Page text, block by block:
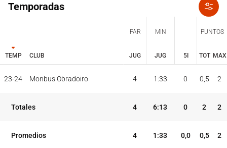
Temporadas
TEMP CLUB
PAR MIN
5I
PUNTOS
JUG JUG TOT MAX
TEMP
PAR MIN
5I
PUNTOS
23-24 Monbus Obradoiro 4 1:33 0 0,5 2
Totales 4 6:13 0 2 2
Promedios 4 1:33 0,0 0,5 2